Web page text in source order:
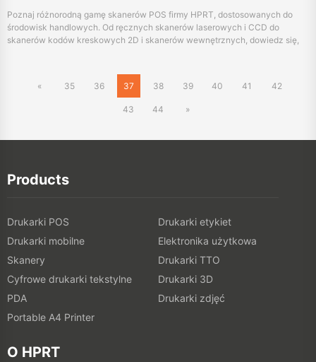
Poznaj różnorodną gamę skanerów POS firmy HPRT, dostosowanych do
środowisk handlowych. Od ręcznych skanerów laserowych i CCD do
skanerów kodów kreskowych 2D i skanerów wewnętrznych, dowiedz się,
« 35 36 37 38 39 40 41 42
43 44 »
Products
Drukarki POS
Drukarki etykiet
Drukarki mobilne
Elektronika użytkowa
Skanery
Drukarki TTO
Cyfrowe drukarki tekstylne
Drukarki 3D
PDA
Drukarki zdjęć
Portable A4 Printer
O HPRT